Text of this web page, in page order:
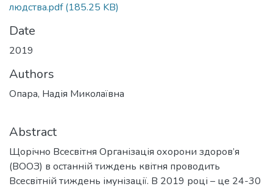
людства.pdf(185.25 KB)
Date
2019
Authors
Опара, Надія Миколаївна
Abstract
Щорічно Всесвітня Організація охорони здоров’я
(ВООЗ) в останній тиждень квітня проводить
Всесвітній тиждень імунізації. В 2019 році – це 24-30